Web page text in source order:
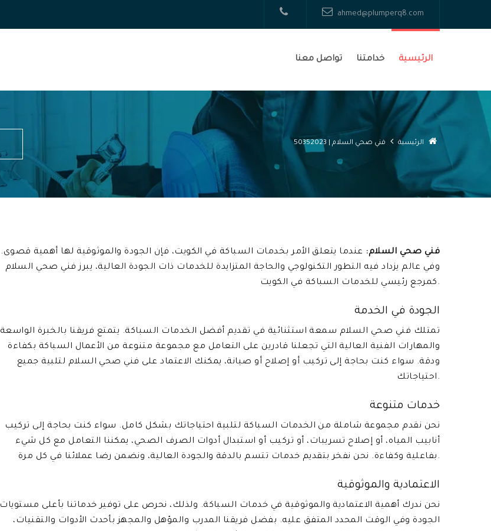
ahmed@plumperq8.com
الرئيسية خدامتنا تواصل معنا
الرئيسية فني صحي السلام | 50352023
فني صحي السلام: عندما يتعلق الأمر بخدمات السباكة في الكويت، فإن الجودة والموثوقية لها أهمية قصوى.
وفي عالم يزداد فيه التطور التكنولوجي والحاجة المتزايدة للخدمات ذات الجودة العالية، يبرز فني صحي السلام
كمرجع رئيسي للخدمات السباكة في الكويت.
الجودة في الخدمة
تمتلك فني صحي السلام سمعة استثنائية في تقديم أفضل الخدمات السباكة. يتمتع فريقنا بالخبرة الواسعة
والمهارات الفنية العالية التي تجعلنا قادرين على التعامل مع مجموعة متنوعة من الأعمال السباكة بكفاءة
ودقة. سواء كنت بحاجة إلى تركيب أو إصلاح أو صيانة، يمكنك الاعتماد على فني صحي السلام لتلبية جميع
احتياجاتك.
خدمات متنوعة
نحن نقدم مجموعة شاملة من الخدمات السباكة لتلبية احتياجاتك بشكل كامل. سواء كنت بحاجة إلى تركيب
أنابيب المياه، أو إصلاح تسريبات، أو تركيب أو استبدال أدوات الصرف الصحي، يمكننا التعامل مع كل شيء
بفاعلية وكفاءة. نحن نفخر بتقديم خدمات تتسم بالدقة والجودة العالية، ونضمن رضا عملائنا في كل مرة.
الاعتمادية والموثوقية
نحن ندرك أهمية الاعتمادية والموثوقية في خدمات السباكة. ولذلك، نحرص على توفير خدماتنا بأعلى مستويات
الجودة وفي الوقت المحدد المتفق عليه. بفضل فريقنا المدرب والمؤهل والمجهز بأحدث الأدوات والتقنيات،